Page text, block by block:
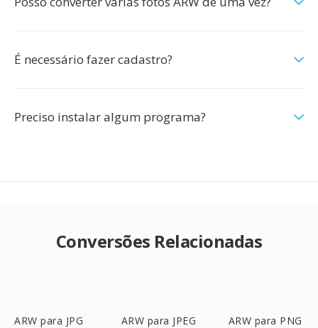
É necessário fazer cadastro?
Preciso instalar algum programa?
Conversões Relacionadas
ARW para JPG ARW para JPEG ARW para PNG